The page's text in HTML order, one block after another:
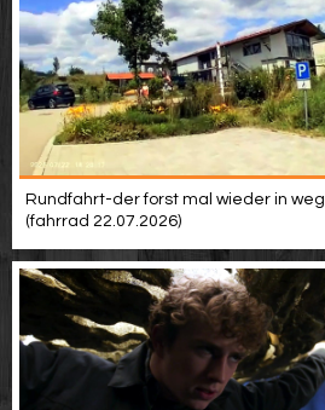
Rundfahrt-der forst mal wieder in weg
(fahrrad 22.07.2026)